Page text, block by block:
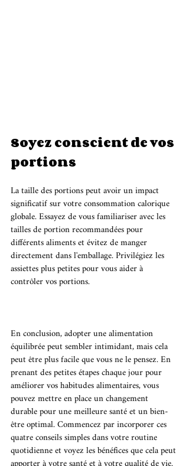
Soyez conscient de vos
portions
La taille des portions peut avoir un impact
significatif sur votre consommation calorique
globale. Essayez de vous familiariser avec les
tailles de portion recommandées pour
différents aliments et évitez de manger
directement dans l'emballage. Privilégiez les
assiettes plus petites pour vous aider à
contrôler vos portions.
En conclusion, adopter une alimentation
équilibrée peut sembler intimidant, mais cela
peut être plus facile que vous ne le pensez. En
prenant des petites étapes chaque jour pour
améliorer vos habitudes alimentaires, vous
pouvez mettre en place un changement
durable pour une meilleure santé et un bien-
être optimal. Commencez par incorporer ces
quatre conseils simples dans votre routine
quotidienne et voyez les bénéfices que cela peut